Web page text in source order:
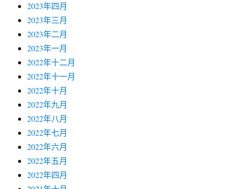
2023年四月
2023年三月
2023年二月
2023年一月
2022年十二月
2022年十一月
2022年十月
2022年九月
2022年八月
2022年七月
2022年六月
2022年五月
2022年四月